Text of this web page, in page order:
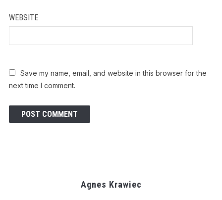
WEBSITE
Save my name, email, and website in this browser for the
next time I comment.
Agnes Krawiec